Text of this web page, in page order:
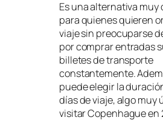
Es una alternativa muy
para quienes quieren
viaje sin preocuparse
por comprar entradas
billetes de transporte
constantemente.
puede elegir la
días de viaje, algo muy
visitar Copenhague en